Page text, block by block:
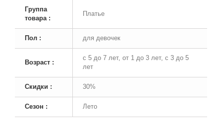
Группа
товара :
Платье
Пол : для девочек
Возраст :
с 5 до 7 лет, от 1 до 3 лет, с 3 до 5
лет
Скидки : 30%
Сезон : Лето